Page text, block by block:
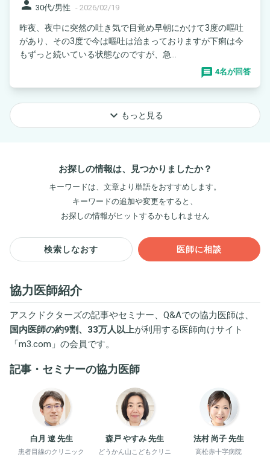
person 30代/男性 - 2026/02/19
昨夜、夜中に突然の吐き気で目覚め早朝にかけて3度の嘔吐
があり、その3度で今は嘔吐は治まっておりますが下痢は今
もずっと続いている状態なのですが、急...
4名が回答
keyboard_arrow_down もっと見る
お探しの情報は、見つかりましたか？
キーワードは、文章より単語をおすすめします。
キーワードの追加や変更をすると、
お探しの情報がヒットするかもしれません
検索しなおす 医師に相談
協力医師紹介
アスクドクターズの記事やセミナー、Q&Aでの協力医師は、
国内医師の約9割、33万人以上が利用する医師向けサイト
「m3.com 」の会員です。
記事・セミナーの協力医師
白月 遼 先生
患者目線のクリニック
森戸 やすみ 先生
どうかん山こどもクリニ
法村 尚子 先生
高松赤十字病院